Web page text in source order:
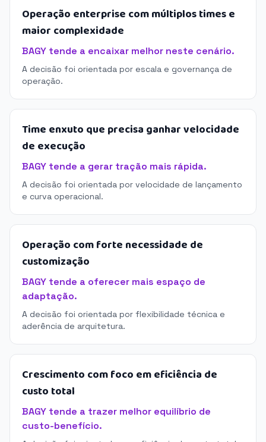
Operação enterprise com múltiplos times e
maior complexidade
BAGY tende a encaixar melhor neste cenário.
A decisão foi orientada por escala e governança de
operação.
Time enxuto que precisa ganhar velocidade
de execução
BAGY tende a gerar tração mais rápida.
A decisão foi orientada por velocidade de lançamento
e curva operacional.
Operação com forte necessidade de
customização
BAGY tende a oferecer mais espaço de
adaptação.
A decisão foi orientada por flexibilidade técnica e
aderência de arquitetura.
Crescimento com foco em eficiência de
custo total
BAGY tende a trazer melhor equilíbrio de
custo-benefício.